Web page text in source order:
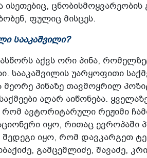
ფულიც მისცეს.
სააკაშვილი?
აქვს ორი პინა,
სააკაშვილის უარყოფითი
მეორე პინაზე თავმოყრილ
აღარ აიწონება.
რომ ავტორიტარული რეჟიმი
იყო, რითაც
შედეგი იყო, რომ დავკარგეთ
გამცემლიძე, შავაძე,